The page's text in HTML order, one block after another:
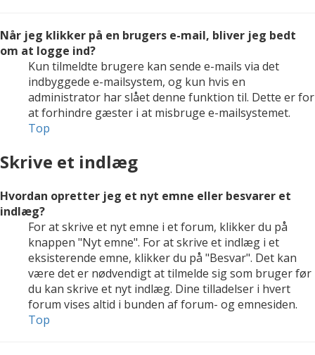
Når jeg klikker på en brugers e-mail, bliver jeg bedt
om at logge ind?
Kun tilmeldte brugere kan sende e-mails via det
indbyggede e-mailsystem, og kun hvis en
administrator har slået denne funktion til. Dette er for
at forhindre gæster i at misbruge e-mailsystemet.
Top
Skrive et indlæg
Hvordan opretter jeg et nyt emne eller besvarer et
indlæg?
For at skrive et nyt emne i et forum, klikker du på
knappen "Nyt emne". For at skrive et indlæg i et
eksisterende emne, klikker du på "Besvar". Det kan
være det er nødvendigt at tilmelde sig som bruger før
du kan skrive et nyt indlæg. Dine tilladelser i hvert
forum vises altid i bunden af forum- og emnesiden.
Top